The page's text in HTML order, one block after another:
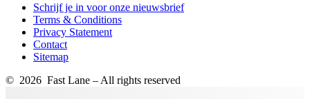
Schrijf je in voor onze nieuwsbrief
Terms & Conditions
Privacy Statement
Contact
Sitemap
© 2026 Fast Lane – All rights reserved